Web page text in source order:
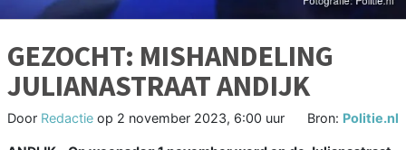
GEZOCHT: MISHANDELING
JULIANASTRAAT ANDIJK
Door Redactie op 2 november 2023, 6:00 uur Bron: Politie.nl